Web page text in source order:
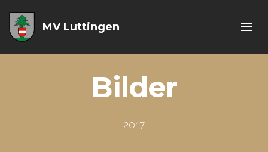
MV Luttingen
Bilder
2017